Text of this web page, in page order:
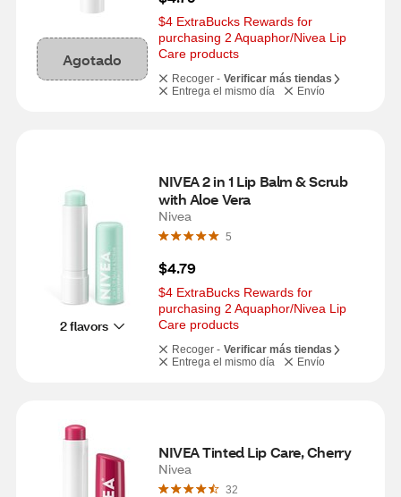
Agotado
$4 ExtraBucks Rewards for
purchasing 2 Aquaphor/Nivea Lip
Care products
Recoger - Verificar más tiendas
Entrega el mismo día
Envío
2 flavors
NIVEA 2 in 1 Lip Balm & Scrub
with Aloe Vera
Nivea
5
$4.79
$4 ExtraBucks Rewards for
purchasing 2 Aquaphor/Nivea Lip
Care products
Recoger - Verificar más tiendas
Entrega el mismo día
Envío
NIVEA Tinted Lip Care, Cherry
Nivea
32